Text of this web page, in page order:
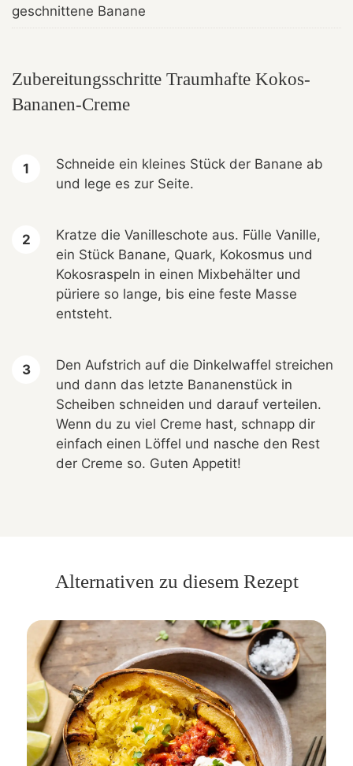
geschnittene Banane
Zubereitungsschritte Traumhafte Kokos-
Bananen-Creme
Schneide ein kleines Stück der Banane ab
und lege es zur Seite.
Kratze die Vanilleschote aus. Fülle Vanille,
ein Stück Banane, Quark, Kokosmus und
Kokosraspeln in einen Mixbehälter und
püriere so lange, bis eine feste Masse
entsteht.
Den Aufstrich auf die Dinkelwaffel streichen
und dann das letzte Bananenstück in
Scheiben schneiden und darauf verteilen.
Wenn du zu viel Creme hast, schnapp dir
einfach einen Löffel und nasche den Rest
der Creme so. Guten Appetit!
Alternativen zu diesem Rezept